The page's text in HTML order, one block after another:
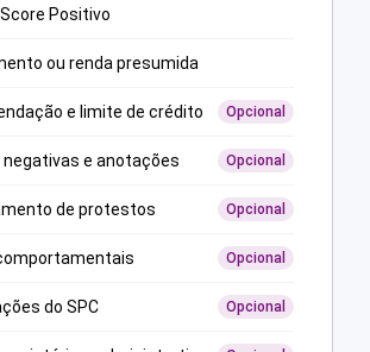
Positivo
ou renda presumida
e limite de crédito Opcional
negativas e anotações Opcional
de protestos Opcional
Opcional
do SPC Opcional